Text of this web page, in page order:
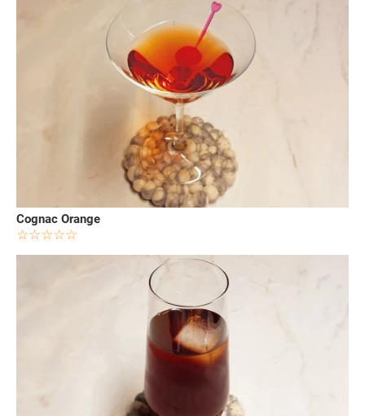
Cognac Orange